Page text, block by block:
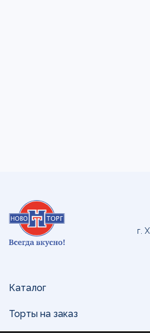
г.
Каталог
Торты на заказ